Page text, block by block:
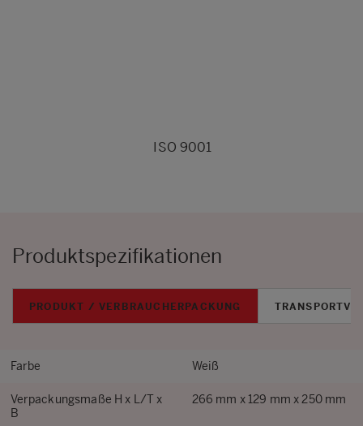
ISO 9001
Produktspezifikationen
PRODUKT / VERBRAUCHERPACKUNG
Farbe Weiß
Verpackungsmaße H x L/T x
B
266 mm x 129 mm x 250 mm